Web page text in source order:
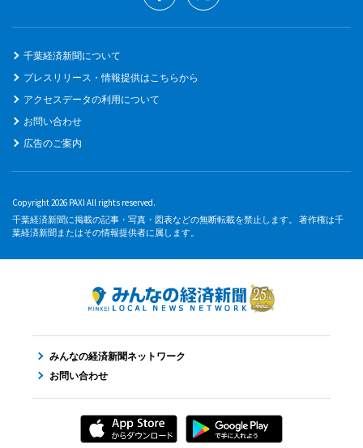
千葉経済新聞について
プレスリリース・情報提供はこちらから
アクセスデータの利用について
お問い合わせ
広告のご案内
Copyright 2026 PAXI All rights reserved.
千葉経済新聞に掲載の記事・写真・図表などの無断転載を禁止します。 著作権は千
葉経済新聞またはその情報提供者に属します。
みんなの経済新聞ネットワーク
お問い合わせ